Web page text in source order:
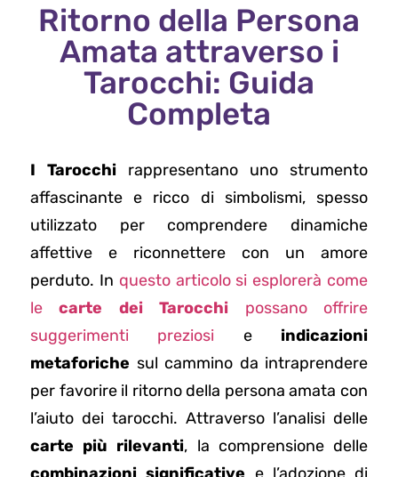
Ritorno della Persona
Amata attraverso i
Tarocchi: Guida
Completa
I Tarocchi rappresentano uno strumento
affascinante e ricco di simbolismi, spesso
utilizzato per comprendere dinamiche
affettive e riconnettere con un amore
perduto. In questo articolo si esplorerà come
lecarte dei Tarocchi possano offrire
suggerimenti preziosi e indicazioni
metaforiche sul cammino da intraprendere
per favorire il ritorno della persona amata con
l’aiuto dei tarocchi. Attraverso l’analisi delle
carte più rilevanti, la comprensione delle